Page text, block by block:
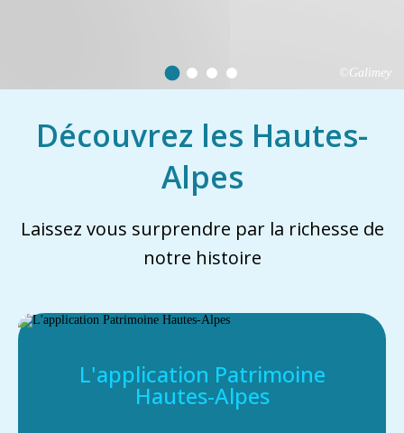
©Galimey
Découvrez les Hautes-
Alpes
Laissez vous surprendre par la richesse de
notre histoire
L'application Patrimoine
Hautes-Alpes